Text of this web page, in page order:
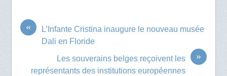
«
L’Infante Cristina inaugure le nouveau musée
Dali en Floride
»
Les souverains belges reçoivent les
représentants des institutions européennes